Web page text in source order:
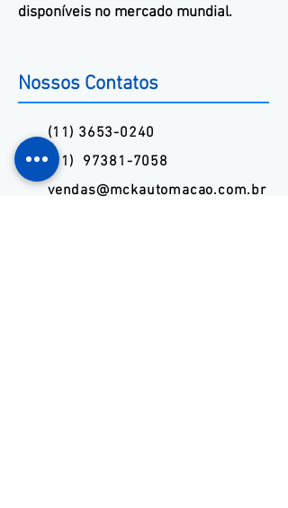
disponíveis no mercado mundial.
Nossos Contatos
(11) 3653-0240
(11) 97381-7058
vendas@mckautomacao.com.br